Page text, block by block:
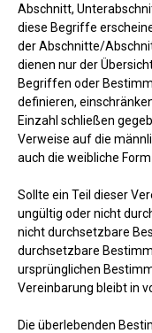
Abschnitt,
diese Begriffe
der Abschnitte/
dienen nur der
Begriffen oder
definieren,
Einzahl schließen
Verweise auf die
auch die weibliche
Sollte ein Teil dieser
ungültig oder nicht
nicht durchsetzbare
durchsetzbare
ursprünglichen
Vereinbarung bleibt in
Die überlebenden